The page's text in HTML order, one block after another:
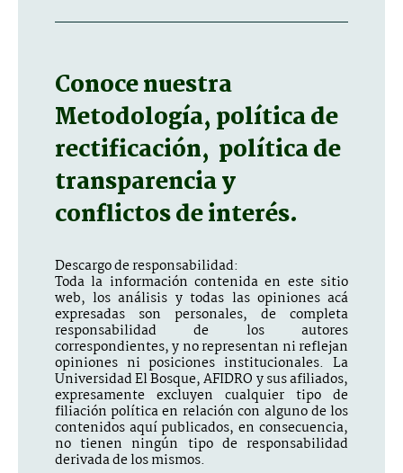
Conoce nuestra
Metodología, política de
rectificación, política de
transparencia y
conflictos de interés.
Descargo de responsabilidad:
Toda la información contenida en este sitio
web, los análisis y todas las opiniones acá
expresadas son personales, de completa
responsabilidad de los autores
correspondientes, y no representan ni reflejan
opiniones ni posiciones institucionales. La
Universidad El Bosque, AFIDRO y sus afiliados,
expresamente excluyen cualquier tipo de
filiación política en relación con alguno de los
contenidos aquí publicados, en consecuencia,
no tienen ningún tipo de responsabilidad
derivada de los mismos.